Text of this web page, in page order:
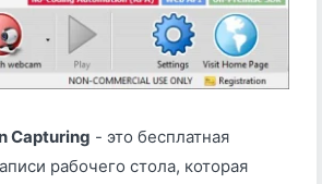
Capturing - это бесплатная
рабочего стола, которая